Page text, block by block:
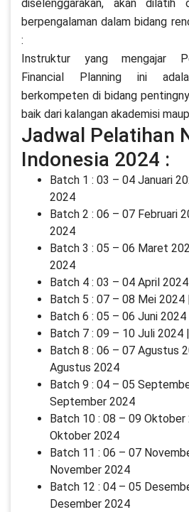
diselenggarakan, akan dilatih
berpengalaman dalam bidang
:
Instruktur yang mengajar
Financial Planning ini
berkompeten di bidang
baik dari kalangan akademisi
Jadwal Pelatihan
Indonesia 2024 :
Batch 1 : 03 – 04 Januari
2024
Batch 2 : 06 – 07 Februari
2024
Batch 3 : 05 – 06 Maret
2024
Batch 4 : 03 – 04 April
Batch 5 : 07 – 08 Mei
Batch 6 : 05 – 06 Juni
Batch 7 : 09 – 10 Juli 2024
Batch 8 : 06 – 07 Agustus
Agustus 2024
Batch 9 : 04 – 05
September 2024
Batch 10 : 08 – 09 Oktober
Oktober 2024
Batch 11 : 06 – 07
November 2024
Batch 12 : 04 – 05
Desember 2024